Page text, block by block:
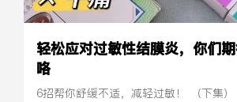
轻松应对过敏性结膜炎，你们
咯
6招帮你舒缓不适，减轻过敏！ （下集）